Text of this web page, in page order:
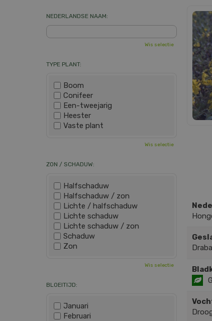
Draba
NEDERLANDSE NAAM:
Wis selectie
TYPE PLANT:
Boom
Conifeer
Een-tweejarig
Heester
Vaste plant
Wis selectie
ZON / SCHADUW:
Halfschaduw
Halfschaduw / zon
Lichte / halfschaduw
Lichte schaduw
Lichte schaduw / zon
Schaduw
Zon
Wis selectie
BLOEITIJD:
Januari
Februari